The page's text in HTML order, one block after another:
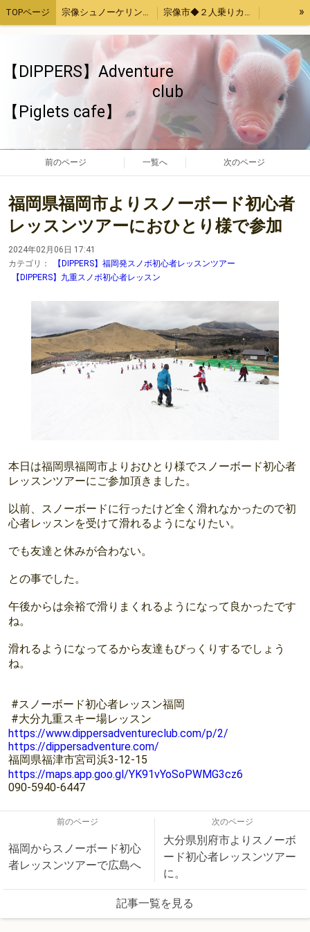
TOPページ 宗像シュノーケリング・カヤック体験 宗像市◆２人乗りカヤックレンタル
宗像魚突き・取ったどー！体験 宗像SUP（サップ）体験
宗像手ぶらでバーベキューセットレンタル４時間 福津市アジ釣り体験
福岡、熊本、大分出発。綺麗でいい波の宮崎へサーフトリップ
ストレス発散！上司の顔にお茶をぶっかける！あの爽快感を再び～again～
旅のお供いたします 特定商取引法表記
»
【DIPPERS】Adventure
club
【Piglets cafe】
前のページ 一覧へ 次のページ
福岡県福岡市よりスノーボード初心者
レッスンツアーにおひとり様で参加
2024年02月06日 17:41
カテゴリ：
【DIPPERS】福岡発スノボ初心者レッスンツアー
【DIPPERS】九重スノボ初心者レッスン
本日は福岡県福岡市よりおひとり様でスノーボード初心者
レッスンツアーにご参加頂きました。
以前、スノーボードに行ったけど全く滑れなかったので初
心者レッスンを受けて滑れるようになりたい。
でも友達と休みが合わない。
との事でした。
午後からは余裕で滑りまくれるようになって良かったです
ね。
滑れるようになってるから友達もびっくりするでしょう
ね。
#スノーボード初心者レッスン福岡
#大分九重スキー場レッスン⁡
https://www.dippersadventureclub.com/p/2/
https://dippersadventure.com/
福岡県福津市宮司浜3-12-15
https://maps.app.goo.gl/YK91vYoSoPWMG3cz6
090-5940-6447
前のページ
福岡からスノーボード初心
者レッスンツアーで広島へ
次のページ
大分県別府市よりスノーボ
ード初心者レッスンツアー
に。
記事一覧を見る